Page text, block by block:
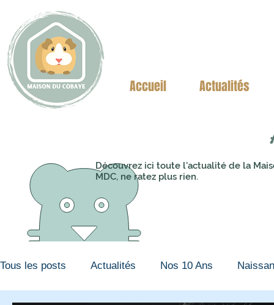
Accueil Actualités
Découvrez ici toute l'actualité de la
MDC, ne ratez plus rien.
Tous les posts Actualités Nos 10 Ans